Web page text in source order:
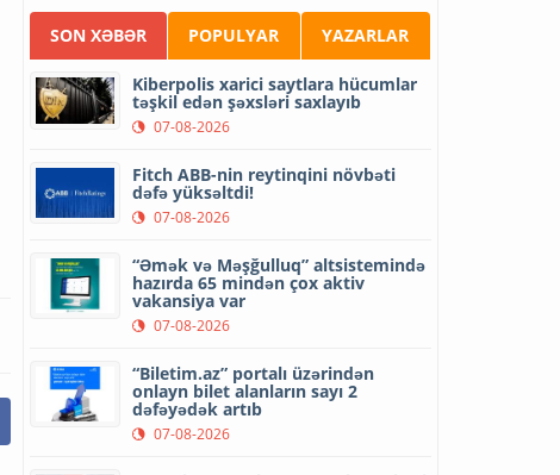
SON XƏBƏR POPULYAR YAZARLAR
Kiberpolis xarici saytlara hücumlar
təşkil edən şəxsləri saxlayıb
07-08-2026
Fitch ABB-nin reytinqini növbəti
dəfə yüksəltdi!
07-08-2026
“Əmək və Məşğulluq” altsistemində
hazırda 65 mindən çox aktiv
vakansiya var
07-08-2026
“Biletim.az” portalı üzərindən
onlayn bilet alanların sayı 2
dəfəyədək artıb
07-08-2026